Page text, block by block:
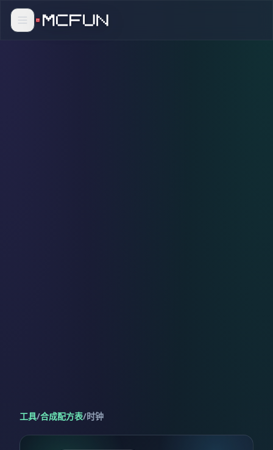
工具/合成配方表/时钟